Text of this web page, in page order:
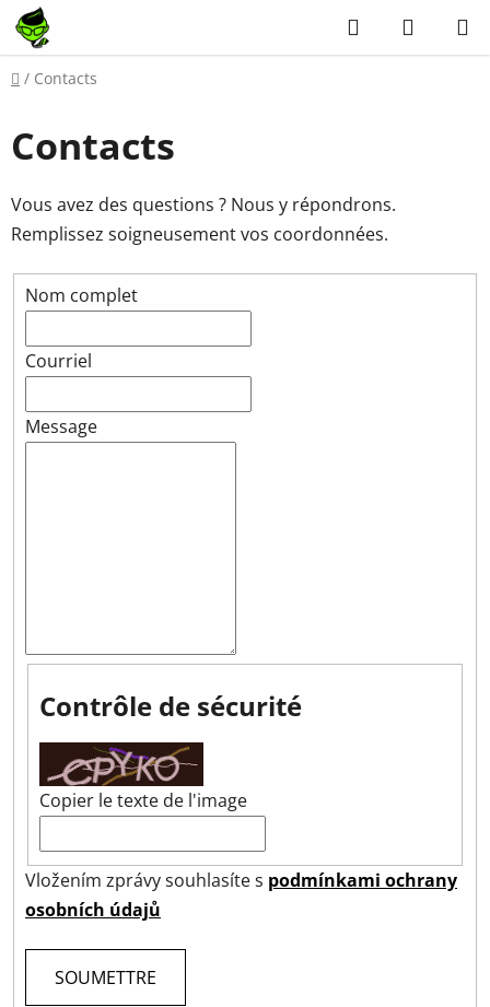
Aller
au
contenu
Recherche
PANIER
Accueil
/ Contacts
Contacts
Vous avez des questions ? Nous y répondrons.
Remplissez soigneusement vos coordonnées.
Nom complet
Courriel
Message
Contrôle de sécurité
Copier le texte de l'image
Vložením zprávy souhlasíte s podmínkami ochrany
osobních údajů
SOUMETTRE